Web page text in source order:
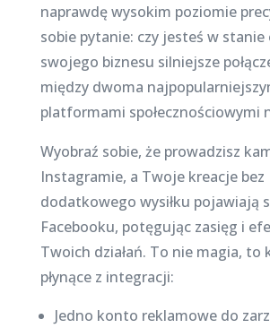
naprawdę wysokim poziomie
sobie pytanie: czy jesteś w stanie
swojego biznesu silniejsze
między dwoma
platformami społecznościowymi
Wyobraź sobie, że prowadzisz
Instagramie, a Twoje kreacje bez
dodatkowego wysiłku pojawiają
Facebooku, potęgując zasięg i
Twoich działań. To nie magia, to
płynące z integracji:
Jedno konto reklamowe do